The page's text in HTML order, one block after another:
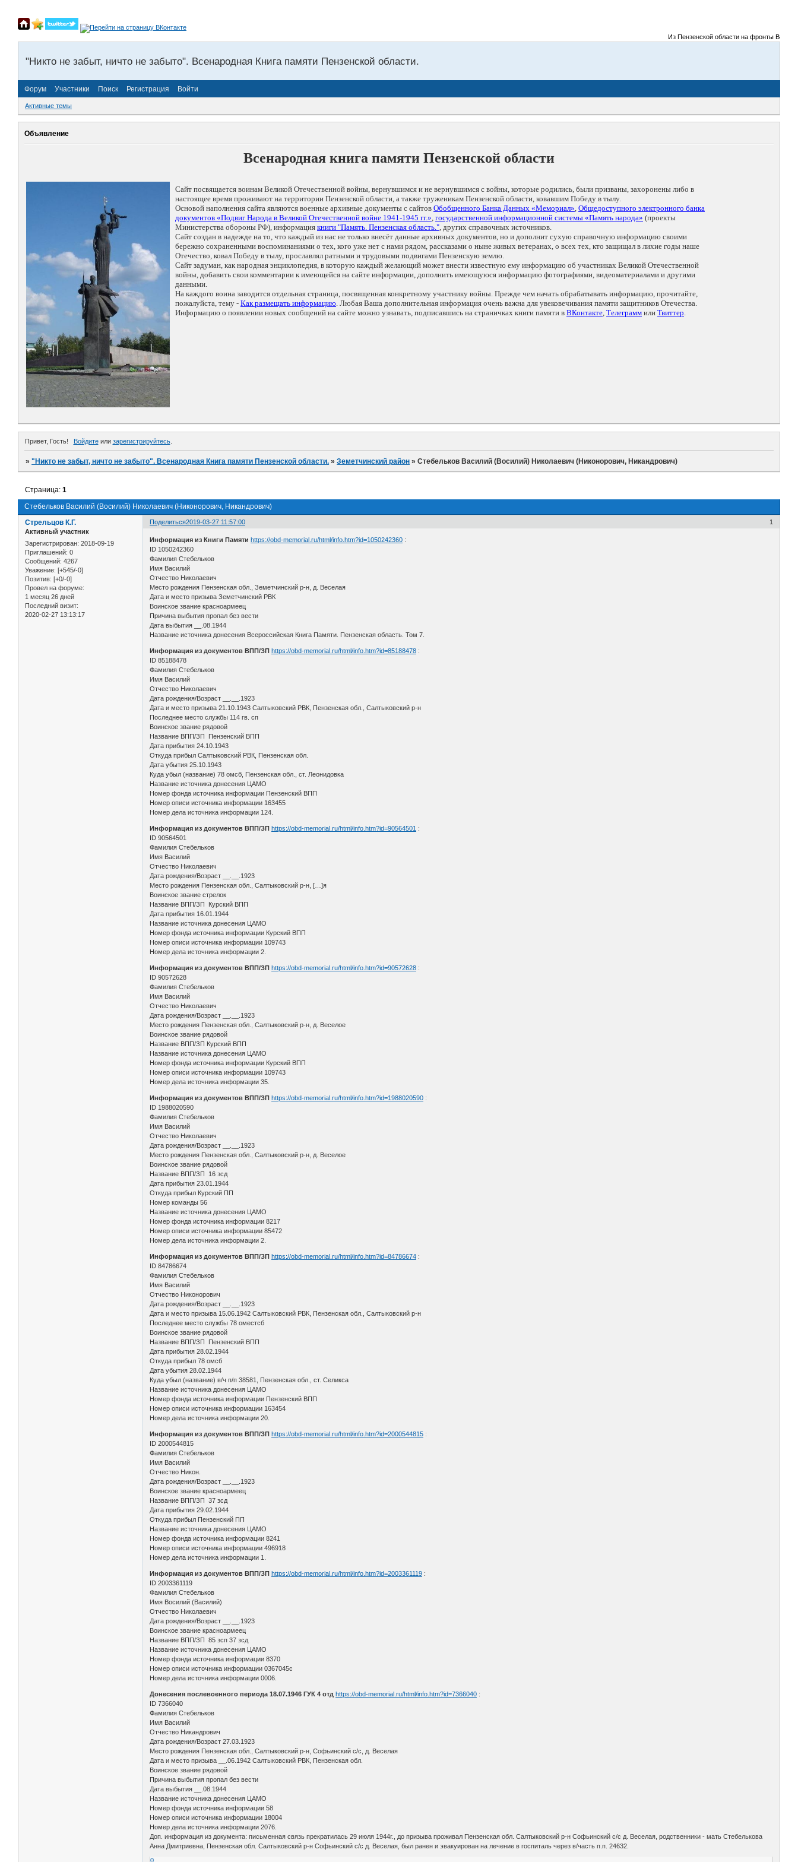
Из Пензенской области на фронты
"Никто не забыт, ничто не забыто". Всенародная Книга памяти Пензенской области.
Форум Участники Поиск Регистрация Войти
Активные темы
Объявление
Всенародная книга памяти Пензенской области
Сайт посвящается воинам Великой Отечественной войны, вернувшимся и не вернувшимся с войны, которые родились, были призваны, захоронены либо в
настоящее время проживают на территории Пензенской области, а также труженикам Пензенской области, ковавшим Победу в тылу.
Основой наполнения сайта являются военные архивные документы с сайтов Обобщенного Банка Данных «Мемориал», Общедоступного электронного банка
документов «Подвиг Народа в Великой Отечественной войне 1941-1945 гг.», государственной информационной системы «Память народа» (проекты
Министерства обороны РФ), информация книги "Память. Пензенская область.", других справочных источников.
Сайт создан в надежде на то, что каждый из нас не только внесёт данные архивных документов, но и дополнит сухую справочную информацию своими
бережно сохраненными воспоминаниями о тех, кого уже нет с нами рядом, рассказами о ныне живых ветеранах, о всех тех, кто защищал в лихие годы наше
Отечество, ковал Победу в тылу, прославлял ратными и трудовыми подвигами Пензенскую землю.
Сайт задуман, как народная энциклопедия, в которую каждый желающий может внести известную ему информацию об участниках Великой Отечественной
войны, добавить свои комментарии к имеющейся на сайте информации, дополнить имеющуюся информацию фотографиями, видеоматериалами и другими
данными.
На каждого воина заводится отдельная страница, посвященная конкретному участнику войны. Прежде чем начать обрабатывать информацию, прочитайте,
пожалуйста, тему - Как размещать информацию. Любая Ваша дополнительная информация очень важна для увековечивания памяти защитников Отечества.
Информацию о появлении новых сообщений на сайте можно узнавать, подписавшись на страничках книги памяти в ВКонтакте, Телеграмм или Твиттер.
Привет, Гость! Войдитеили зарегистрируйтесь.
»"Никто не забыт, ничто не забыто". Всенародная Книга памяти Пензенской области. »Земетчинский район »Стебельков Василий (Восилий) Николаевич (Никонорович, Никандрович)
Стебельков Василий (Восилий) Николаевич (Никонорович, Никандрович)
Страница:1
Поделиться 1
2019-03-27 11:57:00
Стрельцов К.Г.
Активный участник
Зарегистрирован: 2018-09-19
Приглашений: 0
Сообщений: 4267
Уважение: [+545/-0]
Позитив: [+0/-0]
Провел на форуме:
1 месяц 26 дней
Последний визит:
2020-02-27 13:13:17
Информация из Книги Памяти https://obd-memorial.ru/html/info.htm?id=1050242360 :
ID 1050242360
Фамилия Стебельков
Имя Василий
Отчество Николаевич
Место рождения Пензенская обл., Земетчинский р-н, д. Веселая
Дата и место призыва Земетчинский РВК
Воинское звание красноармеец
Причина выбытия пропал без вести
Дата выбытия __.08.1944
Название источника донесения Всероссийская Книга Памяти. Пензенская область. Том 7.
Информация из документов ВПП/ЗП https://obd-memorial.ru/html/info.htm?id=85188478 :
ID 85188478
Фамилия Стебельков
Имя Василий
Отчество Николаевич
Дата рождения/Возраст __.__.1923
Дата и место призыва 21.10.1943 Салтыковский РВК, Пензенская обл., Салтыковский р-н
Последнее место службы 114 гв. сп
Воинское звание рядовой
Название ВПП/ЗП Пензенский ВПП
Дата прибытия 24.10.1943
Откуда прибыл Салтыковский РВК, Пензенская обл.
Дата убытия 25.10.1943
Куда убыл (название) 78 омсб, Пензенская обл., ст. Леонидовка
Название источника донесения ЦАМО
Номер фонда источника информации Пензенский ВПП
Номер описи источника информации 163455
Номер дела источника информации 124.
Информация из документов ВПП/ЗП https://obd-memorial.ru/html/info.htm?id=90564501 :
ID 90564501
Фамилия Стебельков
Имя Василий
Отчество Николаевич
Дата рождения/Возраст __.__.1923
Место рождения Пензенская обл., Салтыковский р-н, […]я
Воинское звание стрелок
Название ВПП/ЗП Курский ВПП
Дата прибытия 16.01.1944
Название источника донесения ЦАМО
Номер фонда источника информации Курский ВПП
Номер описи источника информации 109743
Номер дела источника информации 2.
Информация из документов ВПП/ЗП https://obd-memorial.ru/html/info.htm?id=90572628 :
ID 90572628
Фамилия Стебельков
Имя Василий
Отчество Николаевич
Дата рождения/Возраст __.__.1923
Место рождения Пензенская обл., Салтыковский р-н, д. Веселое
Воинское звание рядовой
Название ВПП/ЗП Курский ВПП
Название источника донесения ЦАМО
Номер фонда источника информации Курский ВПП
Номер описи источника информации 109743
Номер дела источника информации 35.
Информация из документов ВПП/ЗП https://obd-memorial.ru/html/info.htm?id=1988020590 :
ID 1988020590
Фамилия Стебельков
Имя Василий
Отчество Николаевич
Дата рождения/Возраст __.__.1923
Место рождения Пензенская обл., Салтыковский р-н, д. Веселое
Воинское звание рядовой
Название ВПП/ЗП 16 зсд
Дата прибытия 23.01.1944
Откуда прибыл Курский ПП
Номер команды 56
Название источника донесения ЦАМО
Номер фонда источника информации 8217
Номер описи источника информации 85472
Номер дела источника информации 2.
Информация из документов ВПП/ЗП https://obd-memorial.ru/html/info.htm?id=84786674 :
ID 84786674
Фамилия Стебельков
Имя Василий
Отчество Никонорович
Дата рождения/Возраст __.__.1923
Дата и место призыва 15.06.1942 Салтыковский РВК, Пензенская обл., Салтыковский р-н
Последнее место службы 78 оместсб
Воинское звание рядовой
Название ВПП/ЗП Пензенский ВПП
Дата прибытия 28.02.1944
Откуда прибыл 78 омсб
Дата убытия 28.02.1944
Куда убыл (название) в/ч п/п 38581, Пензенская обл., ст. Селикса
Название источника донесения ЦАМО
Номер фонда источника информации Пензенский ВПП
Номер описи источника информации 163454
Номер дела источника информации 20.
Информация из документов ВПП/ЗП https://obd-memorial.ru/html/info.htm?id=2000544815 :
ID 2000544815
Фамилия Стебельков
Имя Василий
Отчество Никон.
Дата рождения/Возраст __.__.1923
Воинское звание красноармеец
Название ВПП/ЗП 37 зсд
Дата прибытия 29.02.1944
Откуда прибыл Пензенский ПП
Название источника донесения ЦАМО
Номер фонда источника информации 8241
Номер описи источника информации 496918
Номер дела источника информации 1.
Информация из документов ВПП/ЗП https://obd-memorial.ru/html/info.htm?id=2003361119 :
ID 2003361119
Фамилия Стебельков
Имя Восилий (Василий)
Отчество Николаевич
Дата рождения/Возраст __.__.1923
Воинское звание красноармеец
Название ВПП/ЗП 85 зсп 37 зсд
Название источника донесения ЦАМО
Номер фонда источника информации 8370
Номер описи источника информации 0367045с
Номер дела источника информации 0006.
Донесения послевоенного периода 18.07.1946 ГУК 4 отд https://obd-memorial.ru/html/info.htm?id=7366040 :
ID 7366040
Фамилия Стебельков
Имя Василий
Отчество Никандрович
Дата рождения/Возраст 27.03.1923
Место рождения Пензенская обл., Салтыковский р-н, Софьинский с/с, д. Веселая
Дата и место призыва __.06.1942 Салтыковский РВК, Пензенская обл.
Воинское звание рядовой
Причина выбытия пропал без вести
Дата выбытия __.08.1944
Название источника донесения ЦАМО
Номер фонда источника информации 58
Номер описи источника информации 18004
Номер дела источника информации 2076.
Доп. информация из документа: письменная связь прекратилась 29 июля 1944г., до призыва проживал Пензенская обл. Салтыковский р-н Софьинский с/с д. Веселая, родственники - мать Стебелькова
Анна Дмитриевна, Пензенская обл. Салтыковский р-н Софьинский с/с д. Веселая, был ранен и эвакуирован на лечение в госпиталь через в/часть п.п. 24632.
0